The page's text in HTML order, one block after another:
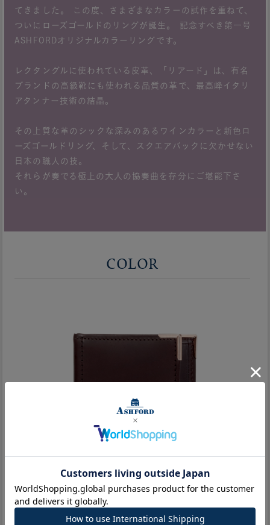
てきました。 この度、さまざまなカラーの試作を重ねて、
ついにローズゴールドのリングが誕生。 記念すべき第一号
ASHFORDオリジナルカラーリングです。
レクタングルに使われている皮革、「リアード」は、有名
ブランドの高級靴にも使われる品質の革で、最高峰イタリ
アタンナー技術の結晶。
その上質な革のシックな深みのあるワインカラーと新色ロ
ーズゴールドリング、そして、スクエアバックに欠かせない
日本の職人の技。
それらが奏でる極上の大人の協奏曲を存分にご堪能下さ
い。
COLOR